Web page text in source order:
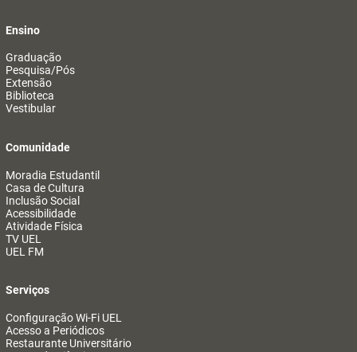
Ensino
Graduação
Pesquisa/Pós
Extensão
Biblioteca
Vestibular
Comunidade
Moradia Estudantil
Casa de Cultura
Inclusão Social
Acessibilidade
Atividade Física
TV UEL
UEL FM
Serviços
Configuração Wi-Fi UEL
Acesso a Periódicos
Restaurante Universitário